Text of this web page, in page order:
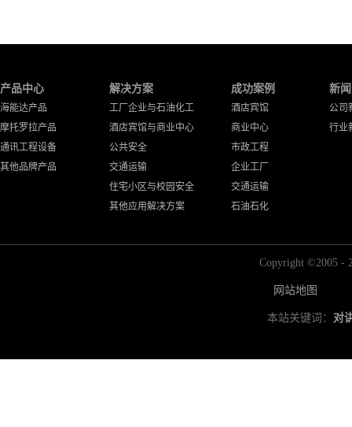
产品中心
海能达产品
摩托罗拉产品
通讯工程设备
其他品牌产品
解决方案
工厂企业与石油化工
酒店宾馆与商业中心
公共安全
交通运输
住宅小区与校园安全
其他应用解决方案
成功案例
酒店宾馆
商业中心
市政工程
企业工厂
交通运输
石油石化
新
公司
行业
Copyright ©2005 -
网站地图
本站关键词： 对